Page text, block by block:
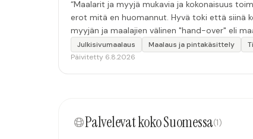
“Maalarit ja myyjä mukavia ja kokonaisuus
erot mitä en huomannut. Hyvä toki että siinä
myyjän ja maalajien välinen "hand-over" eli
tulevaisuudessakin mahdollisuus että
Julkisivumaalaus Maalaus ja pintakäsittely
Päivitetty 6.8.2026
Palvelevat koko Suomessa(1)